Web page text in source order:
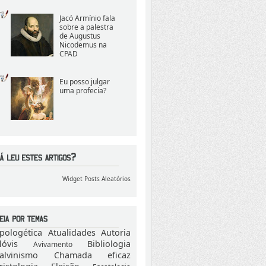
Jacó Armínio fala
sobre a palestra
de Augustus
Nicodemus na
CPAD
Eu posso julgar
uma profecia?
Widget Posts Aleatórios
Atualidades Autoria
Avivamento
Bibliologia
Chamada eficaz